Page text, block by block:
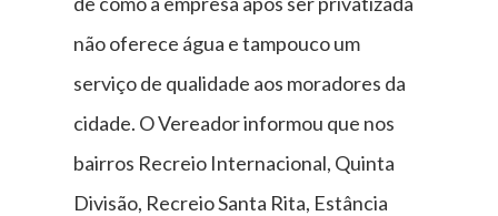
não oferece água e tampouco um
serviço de qualidade aos moradores da
cidade. O Vereador informou que nos
bairros Recreio Internacional, Quinta
Divisão, Recreio Santa Rita, Estância